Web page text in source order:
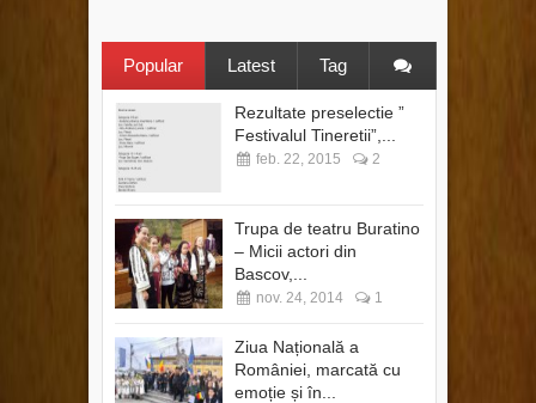
Popular Latest Tag
Rezultate preselectie ”
Festivalul Tineretii”,...
feb. 22, 2015 2
Trupa de teatru Buratino
– Micii actori din
Bascov,...
nov. 24, 2014 1
Ziua Națională a
României, marcată cu
emoție și în...